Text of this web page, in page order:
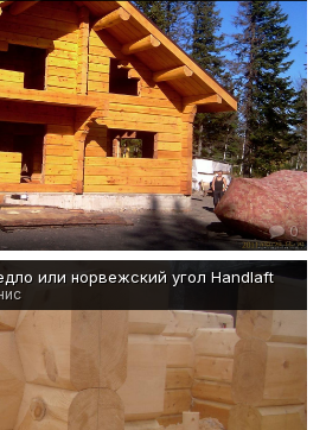
0
или норвежский угол Handlaft